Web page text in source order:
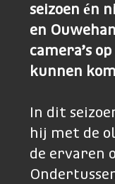
seizoen én
en
camera’s
kunnen
In dit
hij met de
de ervaren